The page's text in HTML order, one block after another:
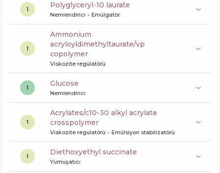
1 polyglyceryl-10 laurate
Nemlendirici Emülgatör
1
ammonium
acryloyldimethyltaurate/vp
copolymer
Viskozite regülatörü
1 glucose
Nemlendirici
1
acrylates/c10-30 alkyl acrylate
crosspolymer
Viskozite regülatörü Emülsiyon stabilizatörü
1 diethoxyethyl succinate
Yumuşatıcı